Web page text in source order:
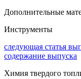
Дополнительные
Инструменты
следующая статья
содержание выпуска
Химия твердого